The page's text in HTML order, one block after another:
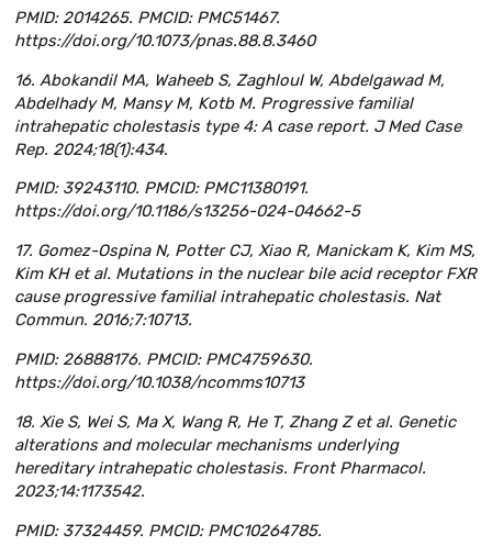
PMID: 2014265. PMCID: PMC51467.
https://doi.org/10.1073/pnas.88.8.3460
16. Abokandil MA, Waheeb S, Zaghloul W, Abdelgawad M,
Abdelhady M, Mansy M, Kotb M. Progressive familial
intrahepatic cholestasis type 4: A case report. J Med Case
Rep. 2024;18(1):434.
PMID: 39243110. PMCID: PMC11380191.
https://doi.org/10.1186/s13256-024-04662-5
17. Gomez-Ospina N, Potter CJ, Xiao R, Manickam K, Kim MS,
Kim KH et al. Mutations in the nuclear bile acid receptor FXR
cause progressive familial intrahepatic cholestasis. Nat
Commun. 2016;7:10713.
PMID: 26888176. PMCID: PMC4759630.
https://doi.org/10.1038/ncomms10713
18. Xie S, Wei S, Ma X, Wang R, He T, Zhang Z et al. Genetic
alterations and molecular mechanisms underlying
hereditary intrahepatic cholestasis. Front Pharmacol.
2023;14:1173542.
PMID: 37324459. PMCID: PMC10264785.